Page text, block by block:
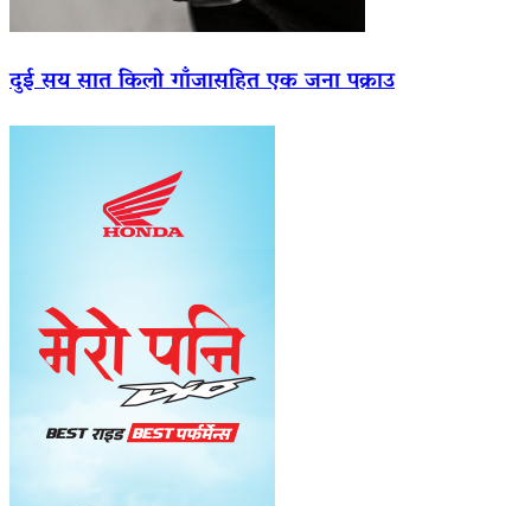
दुई सय सात किलो गाँजासहित एक जना पक्राउ